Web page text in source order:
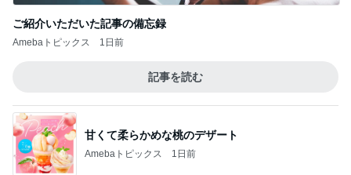
ご紹介いただいた記事の備忘録
Amebaトピックス 1日前
記事を読む
甘くて柔らかめな桃のデザート
Amebaトピックス 1日前